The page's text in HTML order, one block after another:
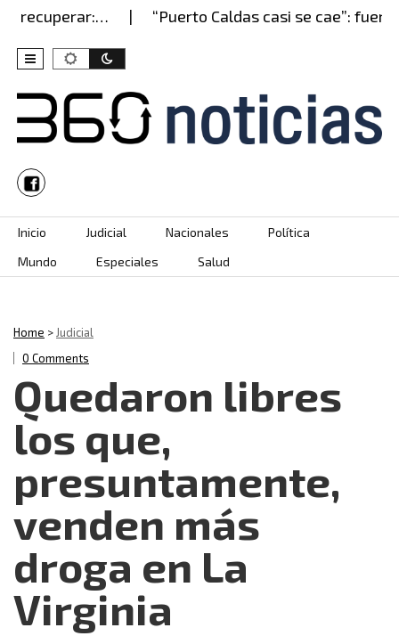
“Puerto Caldas casi se cae”: fuerte
Skip to content
Inicio Judicial Nacionales
Política
Mundo
Especiales Salud
Home >Judicial
0 Comments
Quedaron libres
los que,
presuntamente,
venden más
droga en La
Virginia